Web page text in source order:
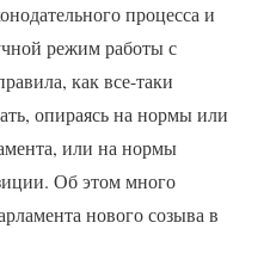
процесса и
режим работы с
как все-таки
опираясь на нормы или
или на нормы
Об этом много
нового созыва в